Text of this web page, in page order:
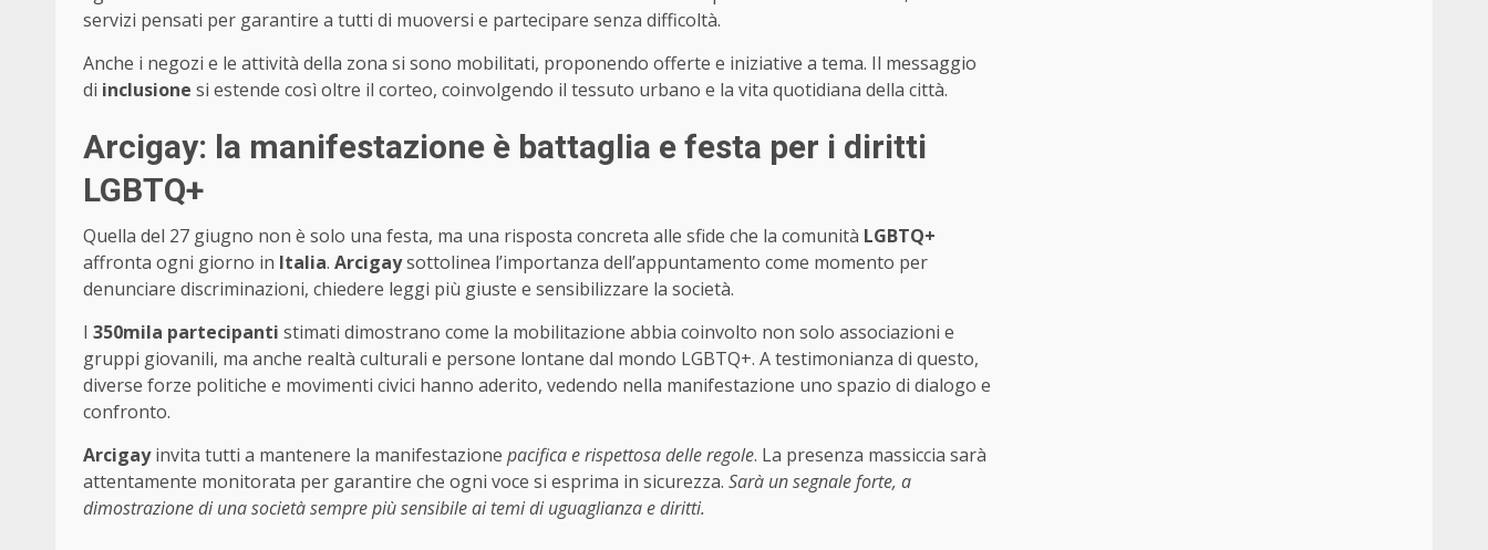
servizi pensati per garantire a tutti di muoversi e partecipare senza difficoltà.
Anche i negozi e le attività della zona si sono mobilitati, proponendo offerte e iniziative a tema. Il messaggio
di inclusione si estende così oltre il corteo, coinvolgendo il tessuto urbano e la vita quotidiana della città.
Arcigay: la manifestazione è battaglia e festa per i diritti
LGBTQ+
Quella del 27 giugno non è solo una festa, ma una risposta concreta alle sfide che la comunità LGBTQ+
affronta ogni giorno in Italia. Arcigaysottolinea l’importanza dell’appuntamento come momento per
denunciare discriminazioni, chiedere leggi più giuste e sensibilizzare la società.
I 350mila partecipanti stimati dimostrano come la mobilitazione abbia coinvolto non solo associazioni e
gruppi giovanili, ma anche realtà culturali e persone lontane dal mondo LGBTQ+. A testimonianza di questo,
diverse forze politiche e movimenti civici hanno aderito, vedendo nella manifestazione uno spazio di dialogo e
confronto.
Arcigayinvita tutti a mantenere la manifestazione pacifica e rispettosa delle regole. La presenza massiccia sarà
attentamente monitorata per garantire che ogni voce si esprima in sicurezza. Sarà un segnale forte, a
dimostrazione di una società sempre più sensibile ai temi di uguaglianza e diritti.